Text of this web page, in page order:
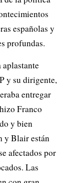
españolas y
profundas.
y su dirigente,
entregar
Franco
y bien
y Blair están
afectados por
Las